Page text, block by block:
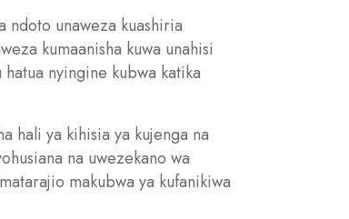
ndoto unaweza kuashiria
kumaanisha kuwa unahisi
nyingine kubwa katika
hali ya kihisia ya kujenga na
na uwezekano wa
makubwa ya kufanikiwa